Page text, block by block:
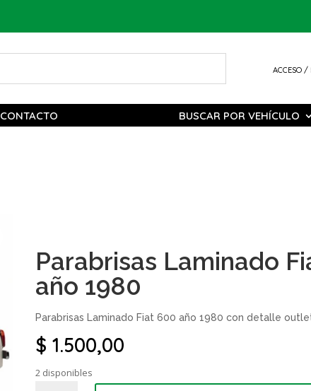
ACCESO /
CONTACTO BUSCAR POR VEHÍCULO
Parabrisas Laminado
año 1980
Parabrisas Laminado Fiat 600 año 1980 con detalle
$ 1.500,00
2 disponibles